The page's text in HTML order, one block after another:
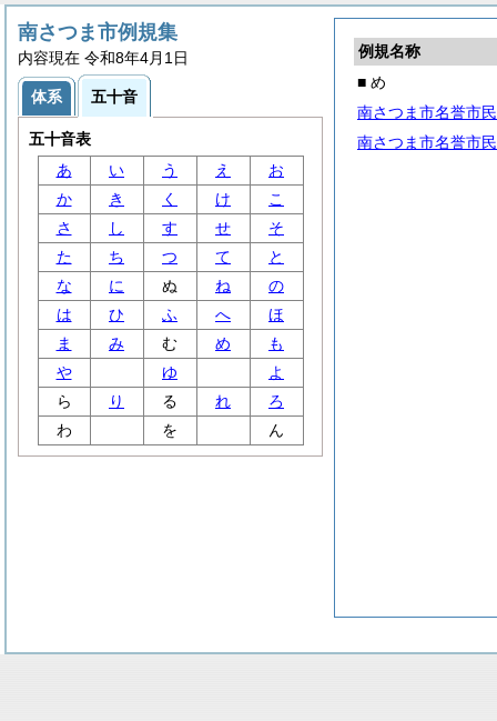
例規名称
■ め
南さつま市名誉市
南さつま市名誉市
南さつま市例規集
内容現在 令和8年4月1日
体系 五十音
五十音表
あ
い う え
お
か
き く け
こ
さ
し す せ
そ
た
ち つ て
と
な
に ぬ ね
の
は
ひ ふ へ
ほ
ま
み む め
も
や
ゆ
よ
ら
り る れ
ろ
わ
を ん